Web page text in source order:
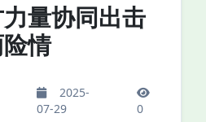
量协同出击
情
2025-
07-29
0